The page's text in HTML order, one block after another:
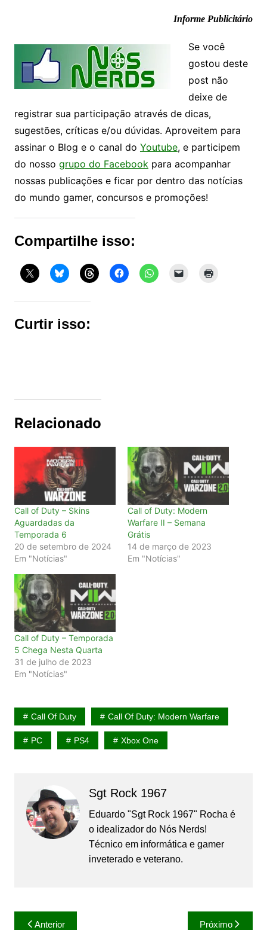
Informe Publicitário
Se você
gostou deste
post não
deixe de
registrar sua participação através de dicas,
sugestões, críticas e/ou dúvidas. Aproveitem para
assinar o Blog e o canal do Youtube, e participem
do nosso grupo do Facebook para acompanhar
nossas publicações e ficar por dentro das notícias
do mundo gamer, concursos e promoções!
Compartilhe isso:
Curtir isso:
Relacionado
Call of Duty – Skins
Aguardadas da
Temporada 6
20 de setembro de 2024
Em "Notícias"
Call of Duty: Modern
Warfare II – Semana
Grátis
14 de março de 2023
Em "Notícias"
Call of Duty – Temporada
5 Chega Nesta Quarta
31 de julho de 2023
Em "Notícias"
Call Of Duty Call Of Duty: Modern Warfare
PC PS4 Xbox One
Sgt Rock 1967
Eduardo "Sgt Rock 1967" Rocha é
o idealizador do Nós Nerds!
Técnico em informática e gamer
inveterado e veterano.
Navegação
Anterior Próximo